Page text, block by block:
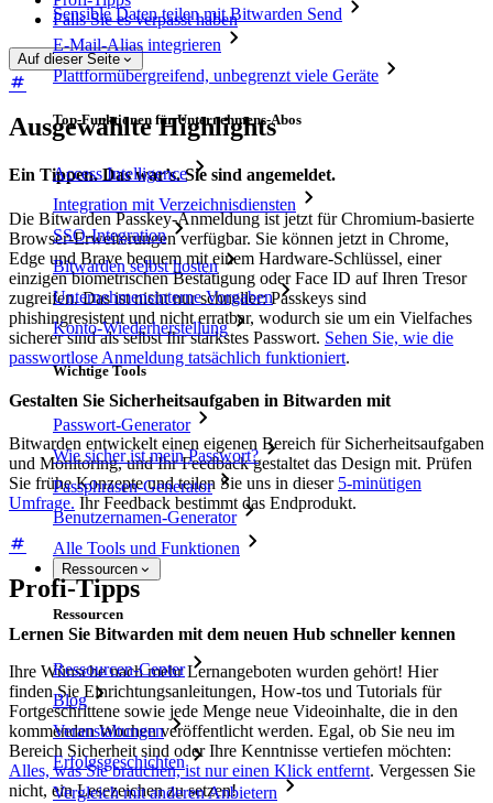
Sensible Daten teilen mit Bitwarden Send
E-Mail-Alias integrieren
Plattformübergreifend, unbegrenzt viele Geräte
Top-Funktionen für Unternehmens-Abos
Access Intelligence
Integration mit Verzeichnisdiensten
SSO-Integration
Bitwarden selbst hosten
Unternehmensinterne Vorgaben
Konto-Wiederherstellung
Wichtige Tools
Passwort-Generator
Wie sicher ist mein Passwort?
Passphrasen-Generator
Benutzernamen-Generator
Alle Tools und Funktionen
Ressourcen
Ressourcen
Ressourcen-Center
Blog
Veranstaltungen
Erfolgsgeschichten
Vergleich mit anderen Anbietern
Falls Sie es verpasst haben
Auf dieser Seite
Ausgewählte Highlights
Ein Tippen. Das war’s. Sie sind angemeldet.
Die Bitwarden Passkey-Anmeldung ist jetzt für Chromium-basierte
Browser-Erweiterungen verfügbar. Sie können jetzt in Chrome,
Edge und Brave bequem mit einem Hardware-Schlüssel, einer
einzigen biometrischen Bestätigung oder Face ID auf Ihren Tresor
zugreifen. Das ist nicht nur schneller: Passkeys sind
phishingresistent und nicht erratbar, wodurch sie um ein Vielfaches
sicherer sind als selbst Ihr stärkstes Passwort. Sehen Sie, wie die
passwortlose Anmeldung tatsächlich funktioniert.
Gestalten Sie Sicherheitsaufgaben in Bitwarden mit
Bitwarden entwickelt einen eigenen Bereich für Sicherheitsaufgaben
und Monitoring, und Ihr Feedback gestaltet das Design mit. Prüfen
Sie frühe Konzepte und teilen Sie uns in dieser 5-minütigen
Umfrage. Ihr Feedback bestimmt das Endprodukt.
Profi-Tipps
Lernen Sie Bitwarden mit dem neuen Hub schneller kennen
Ihre Wünsche nach mehr Lernangeboten wurden gehört! Hier
finden Sie Einrichtungsanleitungen, How-tos und Tutorials für
Fortgeschrittene sowie jede Menge neue Videoinhalte, die in den
kommenden Wochen veröffentlicht werden. Egal, ob Sie neu im
Bereich Sicherheit sind oder Ihre Kenntnisse vertiefen möchten:
Alles, was Sie brauchen, ist nur einen Klick entfernt. Vergessen Sie
nicht, ein Lesezeichen zu setzen!